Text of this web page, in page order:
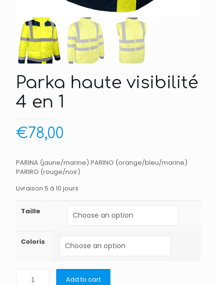
Parka haute visibilité
4 en 1
€78,00
PARINA (jaune/marine) PARINO (orange/bleu/marine)
PARIRO (rouge/noir)
Livraison 5 à 10 jours
Taille
Coloris
Add to cart